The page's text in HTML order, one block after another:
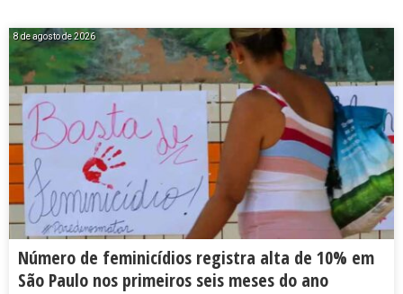
8 de agosto de 2026
Número de feminicídios registra alta de 10% em
São Paulo nos primeiros seis meses do ano